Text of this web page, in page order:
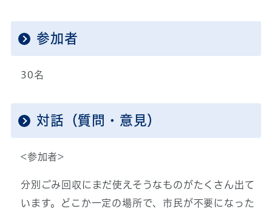
参加者
30名
対話（質問・意見）
<参加者>
分別ごみ回収にまだ使えそうなものがたくさん出て
います。どこか一定の場所で、市民が不要になった